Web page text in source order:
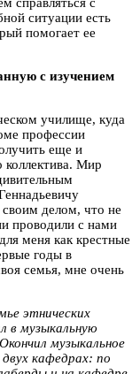
ситуации есть
помогает ее
с изучением
училище, куда
профессии
еще и
коллектива. Мир
делом, что не
проводили с нами
меня как крестные
годы в
семья, мне очень
этнических
в музыкальную
музыкальное
двух кафедрах: по